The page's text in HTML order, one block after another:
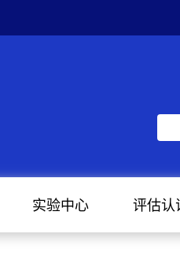
实验中心 评估认